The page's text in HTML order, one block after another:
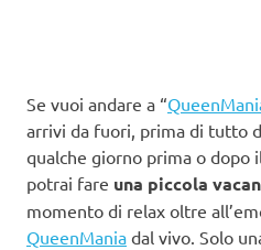
Se vuoi andare a “
arrivi da fuori, prima di tutto
qualche giorno prima o dopo
potrai fare una piccola
momento di relax oltre
QueenMania dal vivo. Solo